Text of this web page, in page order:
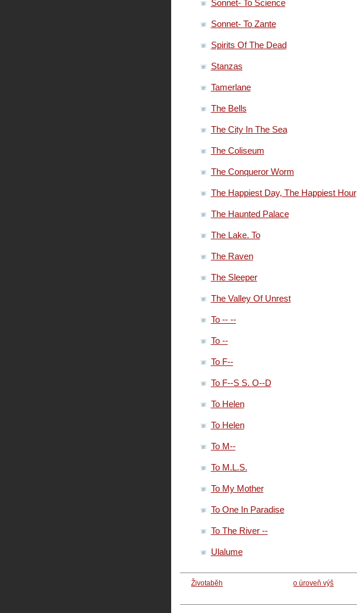
Sonnet- To Science
Sonnet- To Zante
Spirits Of The Dead
Stanzas
Tamerlane
The Bells
The City In The Sea
The Coliseum
The Conqueror Worm
The Happiest Day, The Happiest Hour
The Haunted Palace
The Lake. To
The Raven
The Sleeper
The Valley Of Unrest
To -- --
To --
To F--
To F--S S. O--D
To Helen
To Helen
To M--
To M.L.S.
To My Mother
To One In Paradise
To The River --
Ulalume
Životaběh o úroveň výš